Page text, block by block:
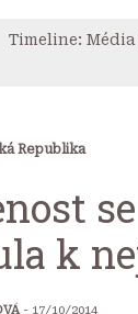
Média
Republika
se
k
- 17/10/2014